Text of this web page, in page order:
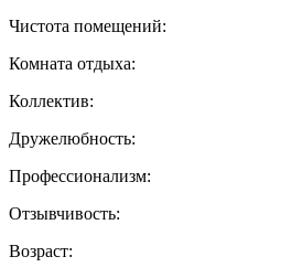
Чистота помещений:
Комната отдыха:
Коллектив:
Дружелюбность:
Профессионализм:
Отзывчивость:
Возраст: